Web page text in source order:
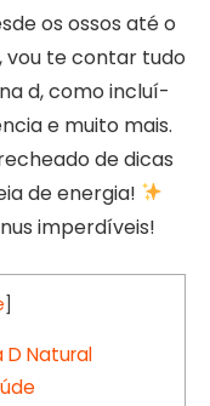
os ossos até o
vou te contar tudo
d, como incluí-
e muito mais.
de dicas
de energia!
imperdíveis!
D Natural